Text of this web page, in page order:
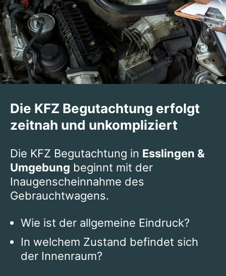
Die KFZ Begutachtung erfolgt
zeitnah und unkompliziert
Die KFZ Begutachtung in Esslingen &
Umgebung beginnt mit der
Inaugenscheinnahme des
Gebrauchtwagens.
Wie ist der allgemeine Eindruck?
In welchem Zustand befindet sich
der Innenraum?